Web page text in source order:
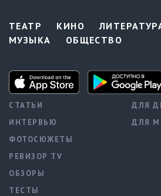
ТЕАТР КИНО
МУЗЫКА
ОБЩЕСТВО
СТАТЬИ
ИНТЕРВЬЮ
ФОТОСЮЖЕТЫ
РЕВИЗОР TV
ОБЗОРЫ
ТЕСТЫ
ДЛЯ
ДЛЯ